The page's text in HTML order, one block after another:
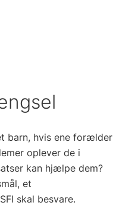
barn, hvis ene forælder
oplever de i
kan hjælpe dem?
et
skal besvare.